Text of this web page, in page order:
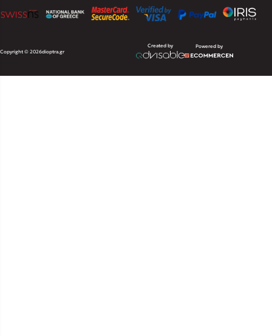
Copyright © 2026dioptra.gr
Created by Powered by